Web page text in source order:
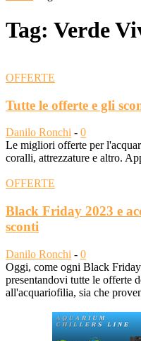
Tag: Verde
OFFERTE
Tutte le offerte e gli
Danilo Ronchi - 0
Le migliori offerte per
coralli, attrezzature e altro.
OFFERTE
Black Friday 2023 e
sconti
Danilo Ronchi - 0
Oggi, come ogni Black
presentandovi tutte le offerte
all'acquariofilia, sia che